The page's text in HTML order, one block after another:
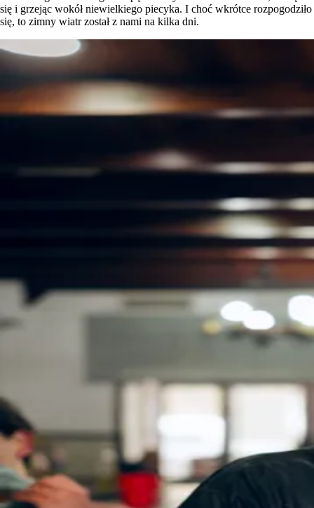
się i grzejąc wokół niewielkiego piecyka. I choć wkrótce rozpogodziło
się, to zimny wiatr został z nami na kilka dni.